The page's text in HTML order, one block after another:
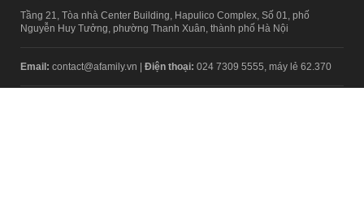
Tầng 21, Tòa nhà Center Building, Hapulico Complex, Số 01, phố
Nguyễn Huy Tưởng, phường Thanh Xuân, thành phố Hà Nội
Email: contact@afamily.vn | Điện thoại: 024 7309 5555, máy lẻ 62.370